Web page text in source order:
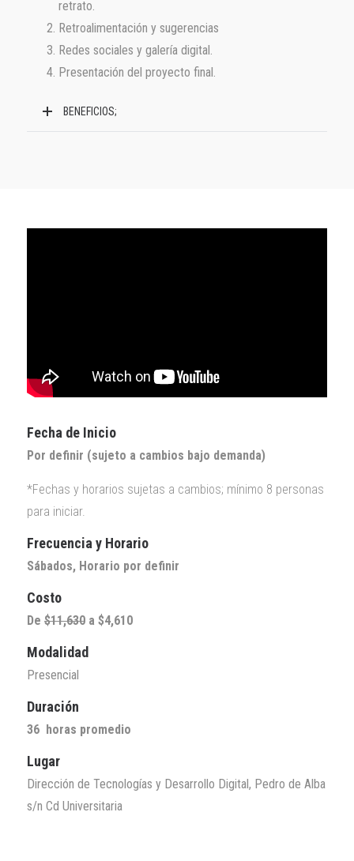
retrato.
Retroalimentación y sugerencias
Redes sociales y galería digital.
Presentación del proyecto final.
BENEFICIOS;
Fecha de Inicio
Por definir (sujeto a cambios bajo demanda)
*Fechas y horarios sujetas a cambios; mínimo 8 personas
para iniciar.
Frecuencia y Horario
Sábados, Horario por definir
Costo
De $11,630 a $4,610
Modalidad
Presencial
Duración
36 horas promedio
Lugar
Dirección de Tecnologías y Desarrollo Digital, Pedro de Alba
s/n Cd Universitaria